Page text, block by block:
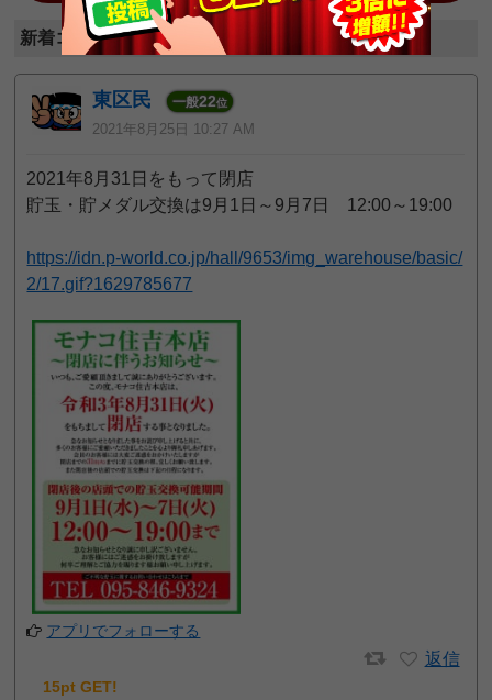
新着コメント (全3件)
東区民 一般22位
2021年8月25日 10:27 AM
2021年8月31日をもって閉店
貯玉・貯メダル交換は9月1日～9月7日 12:00～19:00
https://idn.p-world.co.jp/hall/9653/img_warehouse/basic/
2/17.gif?1629785677
アプリでフォローする
返信
15pt GET!